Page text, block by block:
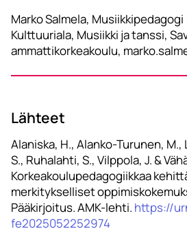
Marko Salmela,
Kulttuuriala, Musiikki ja tanssi,
ammattikorkeakoulu,
Lähteet
Alaniska, H., Alanko-Turunen,
S., Ruhalahti, S., Vilppola, J. &
Korkeakoulupedagogiikkaa
merkitykselliset
Pääkirjoitus. AMK-lehti. https://
fe2025052252974